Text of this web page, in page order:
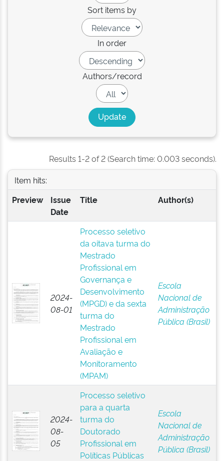
Sort items by
In order
Authors/record
Results 1-2 of 2 (Search time: 0.003 seconds).
Item hits:
Preview
Issue
Date
Title Author(s)
2024-
08-01
Processo seletivo
da oitava turma do
Mestrado
Profissional em
Governança e
Desenvolvimento
(MPGD) e da sexta
turma do
Mestrado
Profissional em
Avaliação e
Monitoramento
(MPAM)
Escola
Nacional de
Administração
Pública (Brasil)
2024-
08-
05
Processo seletivo
para a quarta
turma do
Doutorado
Profissional em
Políticas Públicas
Escola
Nacional de
Administração
Pública (Brasil)